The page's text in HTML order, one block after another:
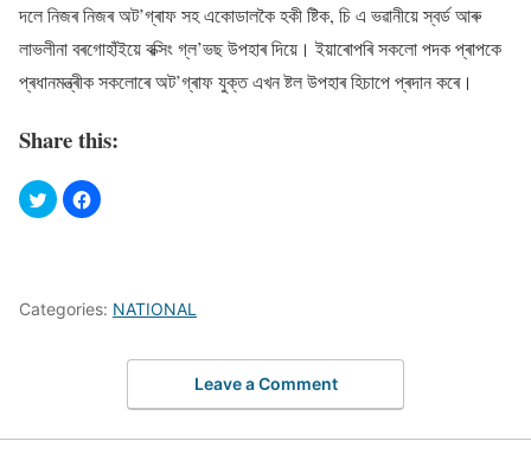
দলে নিজৰ নিজৰ অট’গ্ৰাফ সহ একোডালকৈ হকী ষ্টিক, চি এ ভৱানীয়ে স্বৰ্ড আৰু
লাভলীনা বৰগোহাঁইয়ে বক্সিং গ্ল’ভছ উপহাৰ দিয়ে। ইয়াৰোপৰি সকলো পদক প্ৰাপকে
প্ৰধানমন্ত্ৰীক সকলোৰে অট’গ্ৰাফ যুক্ত এখন ষ্টল উপহাৰ হিচাপে প্ৰদান কৰে।
Share this:
Categories: NATIONAL
Leave a Comment